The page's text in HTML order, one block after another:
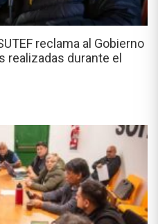
reclama al Gobierno
realizadas durante el